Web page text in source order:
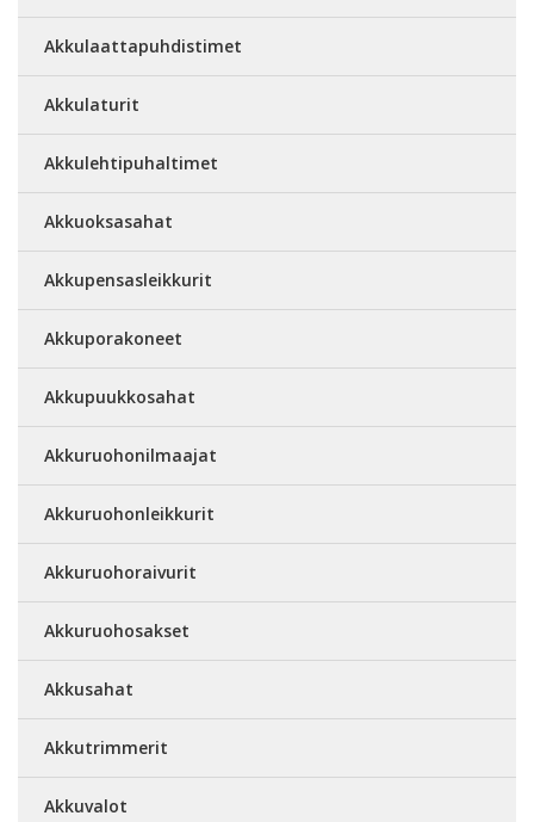
Akkulaattapuhdistimet
Akkulaturit
Akkulehtipuhaltimet
Akkuoksasahat
Akkupensasleikkurit
Akkuporakoneet
Akkupuukkosahat
Akkuruohonilmaajat
Akkuruohonleikkurit
Akkuruohoraivurit
Akkuruohosakset
Akkusahat
Akkutrimmerit
Akkuvalot